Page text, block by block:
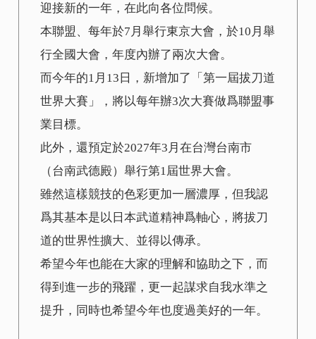
迎接新的一年，在此向各位問候。
本聯盟、每年於7月舉行東京大會，於10月舉
行全國大會，年度內辦了兩次大會。
而今年的1月13日，新增加了「第一屆拔刀道
世界大賽」，將以每年辦3次大賽做爲聯盟事
業目標。
此外，還預定於2027年3月在台灣台南市
（台南武德殿）舉行第1屆世界大會。
雖然這樣競技的色彩更加一層濃厚，但我認
爲其基本是以日本武道精神爲軸心，將拔刀
道的世界性擴大、並得以傳承。
希望今年也能在大家的理解和協助之下，而
得到進一步的飛躍，更一起謀求自我水準之
提升，同時也希望今年也度過美好的一年。